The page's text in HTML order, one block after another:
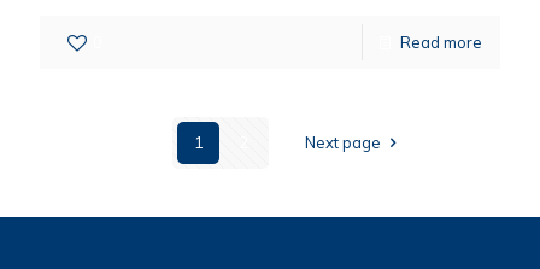
Read more
1 Next page